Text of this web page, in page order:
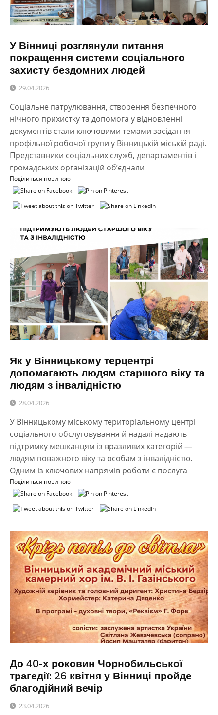
У Вінниці розглянули питання
покращення системи соціального
захисту бездомних людей
29.04.2026
Соціальне патрулювання, створення безпечного
нічного прихистку та допомога у відновленні
документів стали ключовими темами засідання
профільної робочої групи у Вінницькій міській раді.
Представники соціальних служб, департаментів і
громадських організацій об’єднали
Поділиться новиною
Як у Вінницькому терцентрі
допомагають людям старшого віку та
людям з інвалідністю
28.04.2026
У Вінницькому міському територіальному центрі
соціального обслуговування й надалі надають
підтримку мешканцям із вразливих категорій —
людям поважного віку та особам з інвалідністю.
Одним із ключових напрямів роботи є послуга
Поділиться новиною
До 40-х роковин Чорнобильської
трагедії: 26 квітня у Вінниці пройде
благодійний вечір
23.04.2026